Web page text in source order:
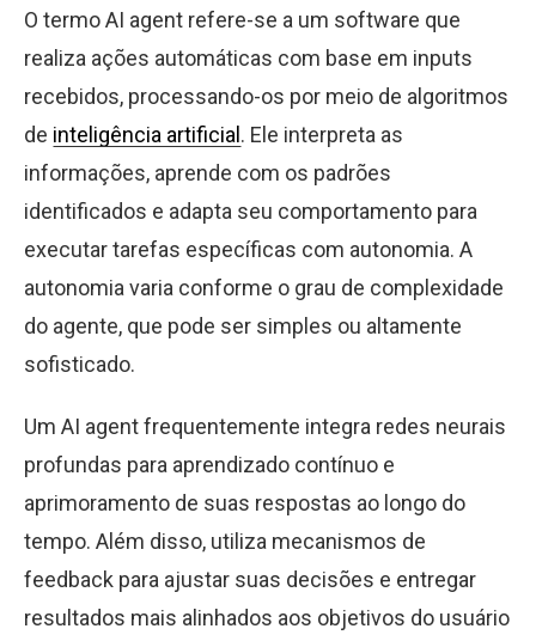
O termo AI agent refere-se a um software que
realiza ações automáticas com base em inputs
recebidos, processando-os por meio de algoritmos
de inteligência artificial. Ele interpreta as
informações, aprende com os padrões
identificados e adapta seu comportamento para
executar tarefas específicas com autonomia. A
autonomia varia conforme o grau de complexidade
do agente, que pode ser simples ou altamente
sofisticado.
Um AI agent frequentemente integra redes neurais
profundas para aprendizado contínuo e
aprimoramento de suas respostas ao longo do
tempo. Além disso, utiliza mecanismos de
feedback para ajustar suas decisões e entregar
resultados mais alinhados aos objetivos do usuário